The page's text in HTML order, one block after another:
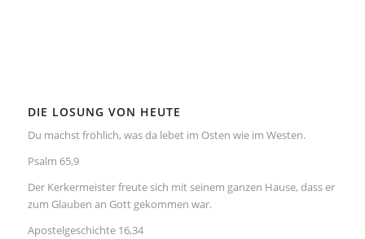
DIE LOSUNG VON HEUTE
Du machst fröhlich, was da lebet im Osten wie im Westen.
Psalm 65,9
Der Kerkermeister freute sich mit seinem ganzen Hause, dass er
zum Glauben an Gott gekommen war.
Apostelgeschichte 16,34